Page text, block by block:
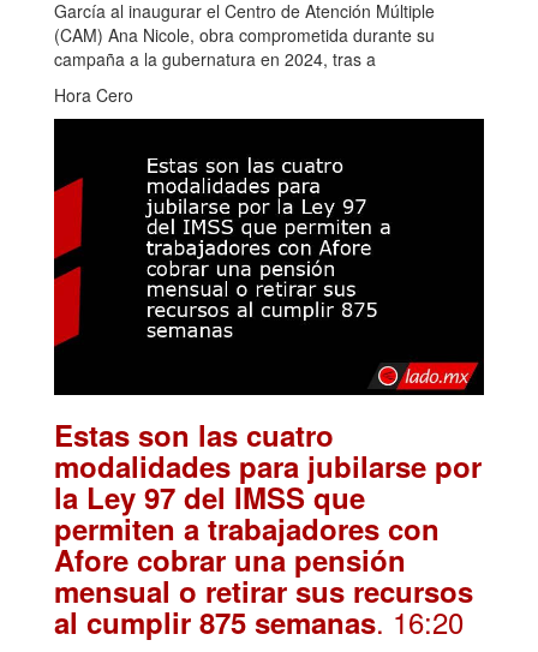
García al inaugurar el Centro de Atención Múltiple
(CAM) Ana Nicole, obra comprometida durante su
campaña a la gubernatura en 2024, tras a
Hora Cero
Estas son las cuatro
modalidades para jubilarse por
la Ley 97 del IMSS que
permiten a trabajadores con
Afore cobrar una pensión
mensual o retirar sus recursos
al cumplir 875 semanas. 16:20